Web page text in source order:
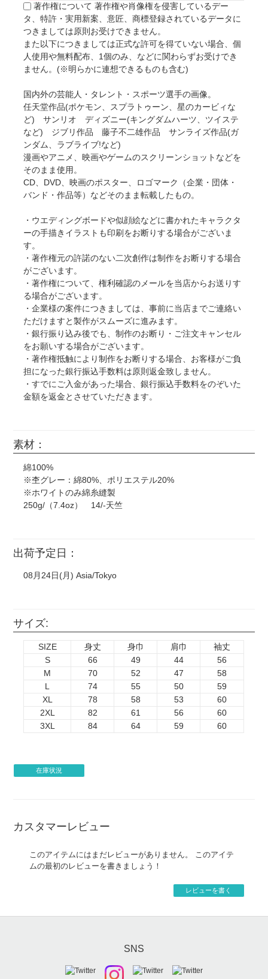
著作権について 著作権や肖像権を侵害しているデー
タ、特許・実用新案、意匠、商標登録されているデータに
つきましては原則お受けできません。
また以下につきましては正式な許可を得ていない場合、個
人使用や無料配布、1個のみ、などに関わらずお受けでき
ません。(※明らかに連想できるものも含む)
国内外の芸能人・タレント・スポーツ選手の画像。
任天堂作品(ポケモン、スプラトゥーン、星のカービィな
ど) サンリオ ディズニー(キングダムハーツ、ツイステ
など) ジブリ作品 藤子不二雄作品 サンライズ作品(ガ
ンダム、ラブライブ!など)
漫画やアニメ、映画やゲームのスクリーンショットなどを
そのまま使用。
CD、DVD、映画のポスター、ロゴマーク（企業・団体・
バンド・作品等）などそのまま転載したもの。
・ウエディングボードや似顔絵などに書かれたキャラクタ
ーの手描きイラストも印刷をお断りする場合がございま
す。
・著作権元の許諾のない二次創作は制作をお断りする場合
がございます。
・著作権について、権利確認のメールを当店からお送りす
る場合がございます。
・企業様の案件につきましては、事前に当店までご連絡い
ただけますと製作がスムーズに進みます。
・銀行振り込み後でも、制作のお断り・ご注文キャンセル
をお願いする場合がございます。
・著作権抵触により制作をお断りする場合、お客様がご負
担になった銀行振込手数料は原則返金致しません。
・すでにご入金があった場合、銀行振込手数料をのぞいた
金額を返金とさせていただきます。
素材：
綿100%
※杢グレー：綿80%、ポリエステル20%
※ホワイトのみ綿糸縫製
250g/（7.4oz） 14/-天竺
出荷予定日：
08月24日(月) Asia/Tokyo
サイズ:
SIZE 身丈 身巾 肩巾
袖丈
S
66 49 44
56
M
70 52 47
58
L
74 55 50
59
XL
78 58 53
60
2XL
82 61 56
60
3XL
84 64 59 60
在庫状況
カスタマーレビュー
このアイテムにはまだレビューがありません。 このアイテ
ムの最初のレビューを書きましょう！
レビューを書く
SNS